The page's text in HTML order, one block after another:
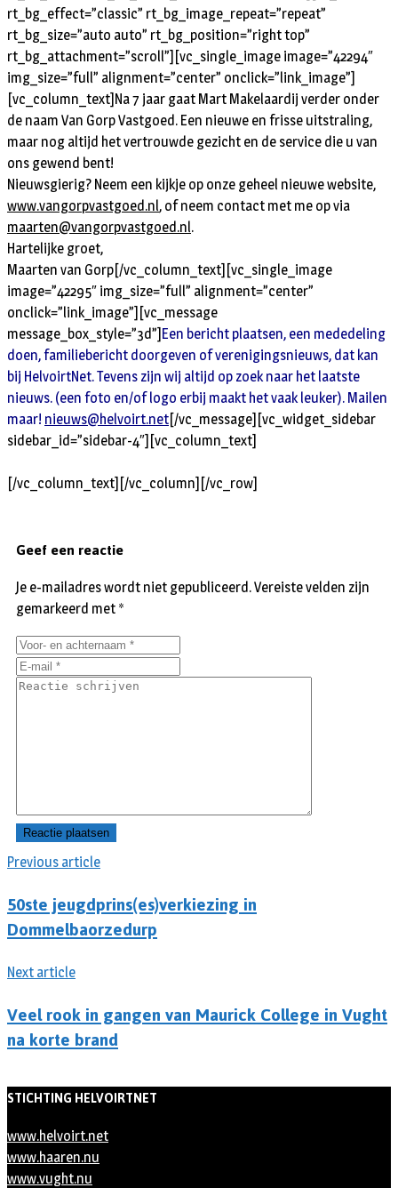
rt_bg_effect=”classic” rt_bg_image_repeat=”repeat”
rt_bg_size=”auto auto” rt_bg_position=”right top”
rt_bg_attachment=”scroll”][vc_single_image image=”42294″
img_size=”full” alignment=”center” onclick=”link_image”]
[vc_column_text] Na 7 jaar gaat Mart Makelaardij verder onder
de naam Van Gorp Vastgoed. Een nieuwe en frisse uitstraling,
maar nog altijd het vertrouwde gezicht en de service die u van
ons gewend bent!
Nieuwsgierig? Neem een kijkje op onze geheel nieuwe website,
www.vangorpvastgoed.nl, of neem contact met me op via
maarten@vangorpvastgoed.nl.
Hartelijke groet,
Maarten van Gorp[/vc_column_text][vc_single_image
image=”42295″ img_size=”full” alignment=”center”
onclick=”link_image”][vc_message
message_box_style=”3d”] Een bericht plaatsen, een mededeling
doen, familiebericht doorgeven of verenigingsnieuws, dat kan
bij HelvoirtNet. Tevens zijn wij altijd op zoek naar het laatste
nieuws. (een foto en/of logo erbij maakt het vaak leuker). Mailen
maar! nieuws@helvoirt.net[/vc_message][vc_widget_sidebar
sidebar_id=”sidebar-4″][vc_column_text]
[/vc_column_text][/vc_column][/vc_row]
Previous article
50ste jeugdprins(es)verkiezing in
Dommelbaorzedurp
Next article
Veel rook in gangen van Maurick College in Vught
na korte brand
Geef een reactie
Je e-mailadres wordt niet gepubliceerd.Vereiste velden zijn
gemarkeerd met *
STICHTING HELVOIRTNET
www.helvoirt.net
www.haaren.nu
www.vught.nu